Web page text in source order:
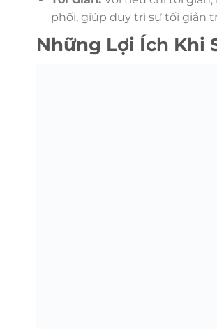
phối, giúp duy trì sự tối giản
Những Lợi Ích Khi